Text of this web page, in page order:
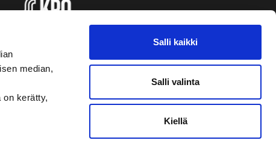
median,
on kerätty,
Salli kaikki
Salli valinta
Kiellä